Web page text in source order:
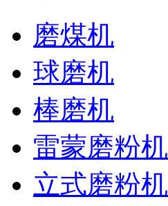
磨煤机
球磨机
棒磨机
雷蒙磨粉机
立式磨粉机